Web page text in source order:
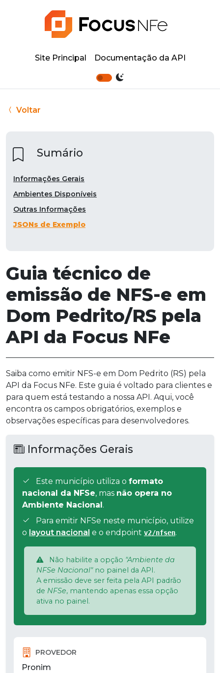
Site Principal Documentação da API
Voltar
Guia técnico de
emissão de NFS-e em
Dom Pedrito/RS pela
API da Focus NFe
Saiba como emitir NFS-e em Dom Pedrito (RS) pela
API da Focus NFe. Este guia é voltado para clientes e
para quem está testando a nossa API. Aqui, você
encontra os campos obrigatórios, exemplos e
observações específicas para desenvolvedores.
Informações Gerais
Este município utiliza o formato
nacional da NFSe, mas não opera no
Ambiente Nacional .
Para emitir NFSe neste município, utilize
o layout nacional e o endpoint v2/nfsen.
Não habilite a opção "Ambiente da
NFSe Nacional"no painel da API.
A emissão deve ser feita pela API padrão
de NFSe, mantendo apenas essa opção
ativa no painel.
PROVEDOR
Pronim
Sumário
Informações Gerais
Ambientes Disponíveis
Outras Informações
JSONs de Exemplo